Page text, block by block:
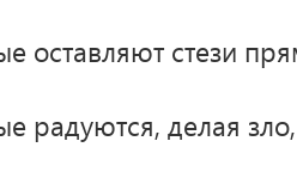
оставляют стези
радуются, делая